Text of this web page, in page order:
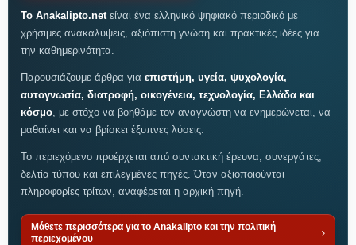
Το Anakalipto.netείναι ένα ελληνικό ψηφιακό περιοδικό με
χρήσιμες ανακαλύψεις, αξιόπιστη γνώση και πρακτικές ιδέες για
την καθημερινότητα.
Παρουσιάζουμε άρθρα για επιστήμη, υγεία, ψυχολογία,
αυτογνωσία, διατροφή, οικογένεια, τεχνολογία, Ελλάδα και
κόσμο, με στόχο να βοηθάμε τον αναγνώστη να ενημερώνεται, να
μαθαίνει και να βρίσκει έξυπνες λύσεις.
Το περιεχόμενο προέρχεται από συντακτική έρευνα, συνεργάτες,
δελτία τύπου και επιλεγμένες πηγές. Όταν αξιοποιούνται
πληροφορίες τρίτων, αναφέρεται η αρχική πηγή.
Μάθετε περισσότερα για το Anakalipto και την πολιτική
περιεχομένου